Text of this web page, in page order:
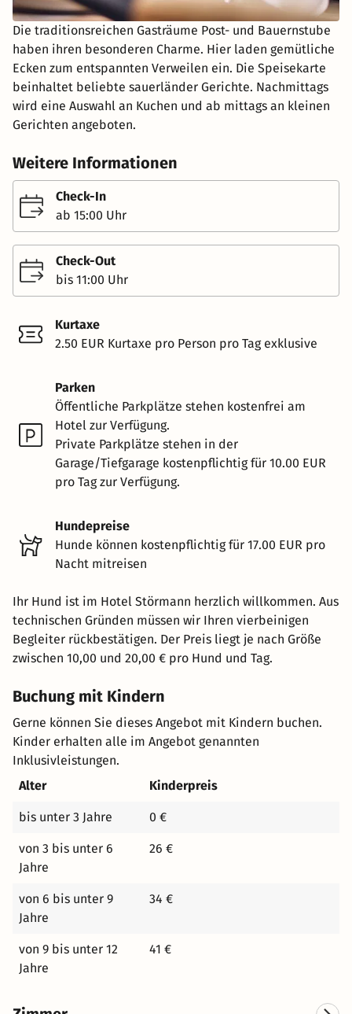
Die traditionsreichen Gasträume Post- und Bauernstube
haben ihren besonderen Charme. Hier laden gemütliche
Ecken zum entspannten Verweilen ein. Die Speisekarte
beinhaltet beliebte sauerländer Gerichte. Nachmittags
wird eine Auswahl an Kuchen und ab mittags an kleinen
Gerichten angeboten.
Weitere Informationen
Check-In
ab 15:00 Uhr
Check-Out
bis 11:00 Uhr
Kurtaxe
2.50 EUR Kurtaxe pro Person pro Tag exklusive
Parken
Öffentliche Parkplätze stehen kostenfrei am
Hotel zur Verfügung.
Private Parkplätze stehen in der
Garage/Tiefgarage kostenpflichtig für 10.00 EUR
pro Tag zur Verfügung.
Hundepreise
Hunde können kostenpflichtig für 17.00 EUR pro
Nacht mitreisen
Ihr Hund ist im Hotel Störmann herzlich willkommen. Aus
technischen Gründen müssen wir Ihren vierbeinigen
Begleiter rückbestätigen. Der Preis liegt je nach Größe
zwischen 10,00 und 20,00 € pro Hund und Tag.
Buchung mit Kindern
Gerne können Sie dieses Angebot mit Kindern buchen.
Kinder erhalten alle im Angebot genannten
Inklusivleistungen.
Alter
Kinderpreis
bis unter 3 Jahre 0 €
von 3 bis unter 6
Jahre
26 €
von 6 bis unter 9
Jahre
34 €
von 9 bis unter 12
Jahre
41 €